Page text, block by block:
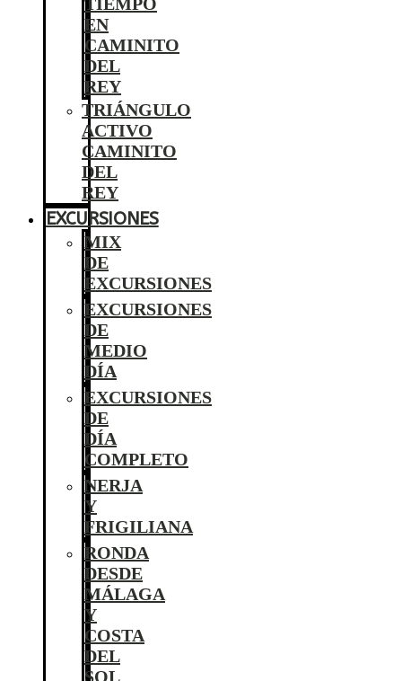
EN
CAMINITO
DEL
REY
TRIÁNGULO
ACTIVO
CAMINITO
DEL
REY
EXCURSIONES
MIX
DE
EXCURSIONES
EXCURSIONES
DE
MEDIO
DÍA
EXCURSIONES
DE
DÍA
COMPLETO
NERJA
Y
FRIGILIANA
RONDA
DESDE
MÁLAGA
Y
COSTA
DEL
SOL